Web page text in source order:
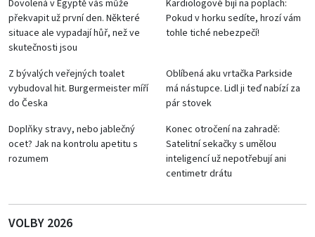
Dovolená v Egyptě vás může
překvapit už první den. Některé
situace ale vypadají hůř, než ve
skutečnosti jsou
Kardiologové bijí na poplach:
Pokud v horku sedíte, hrozí vám
tohle tiché nebezpečí!
Z bývalých veřejných toalet
vybudoval hit. Burgermeister míří
do Česka
Oblíbená aku vrtačka Parkside
má nástupce. Lidl ji teď nabízí za
pár stovek
Doplňky stravy, nebo jablečný
ocet? Jak na kontrolu apetitu s
rozumem
Konec otročení na zahradě:
Satelitní sekačky s umělou
inteligencí už nepotřebují ani
centimetr drátu
VOLBY 2026